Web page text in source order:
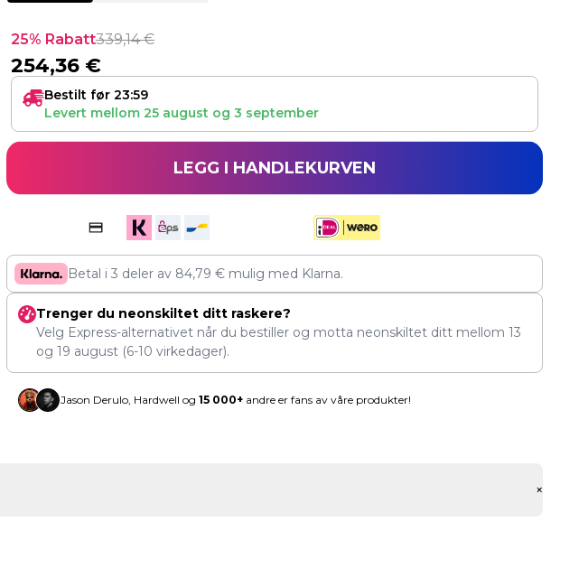
25% Rabatt339,14€
254,36 €
Bestilt før 23:59
Levert mellom 25 august og 3 september
LEGG I HANDLEKURVEN
Betal i 3 deler av 84,79€ mulig med Klarna.
Trenger du neonskiltet ditt raskere?
Velg Express-alternativet når du bestiller og motta neonskiltet ditt mellom 13
og 19 august(6-10 virkedager).
Jason Derulo, Hardwell og 15 000+andre er fans av våre produkter!
+